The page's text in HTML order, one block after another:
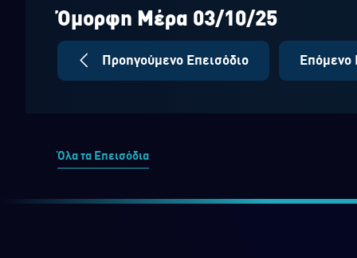
Όμορφη Μέρα 03/10/25
Προηγούμενο Επεισόδιο Επόμενο
Όλα τα Επεισόδια